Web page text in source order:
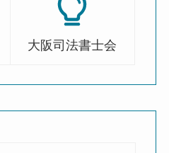
大阪司法書士会